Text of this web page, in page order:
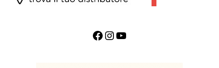
Facebook InstagramYouTube